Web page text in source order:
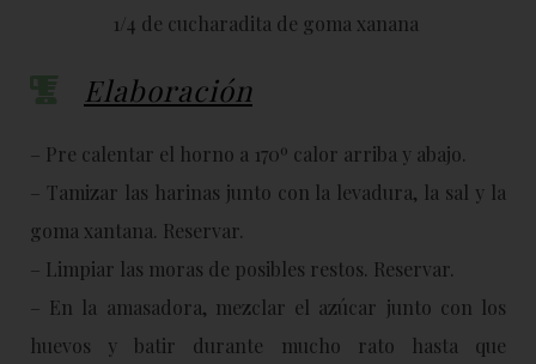
1/4 de cucharadita de goma xanana
Elaboración
– Pre calentar el horno a 170º calor arriba y abajo.
– Tamizar las harinas junto con la levadura, la sal y la
goma xantana. Reservar.
– Limpiar las moras de posibles restos. Reservar.
– En la amasadora, mezclar el azúcar junto con los
huevos y batir durante mucho rato hasta que